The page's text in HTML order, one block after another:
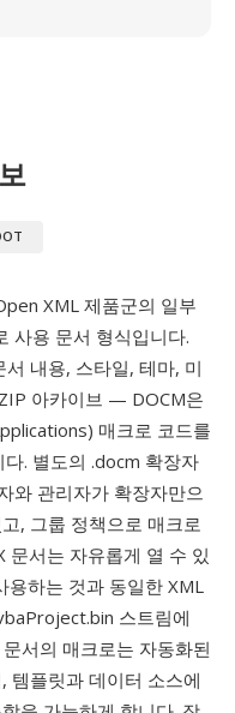
XML 제품군의 일부
사용 문서 형식입니다.
내용, 스타일, 테마, 미
아카이브 — DOCM은
매크로 코드를
. 별도의 .docm 확장자
와 관리자가 확장자만으
, 그룹 정책으로 매크로
문서는 자유롭게 열 수 있
용하는 것과 동일한 XML
스트림에
서의 매크로는 자동화된
템플릿과 데이터 소스에